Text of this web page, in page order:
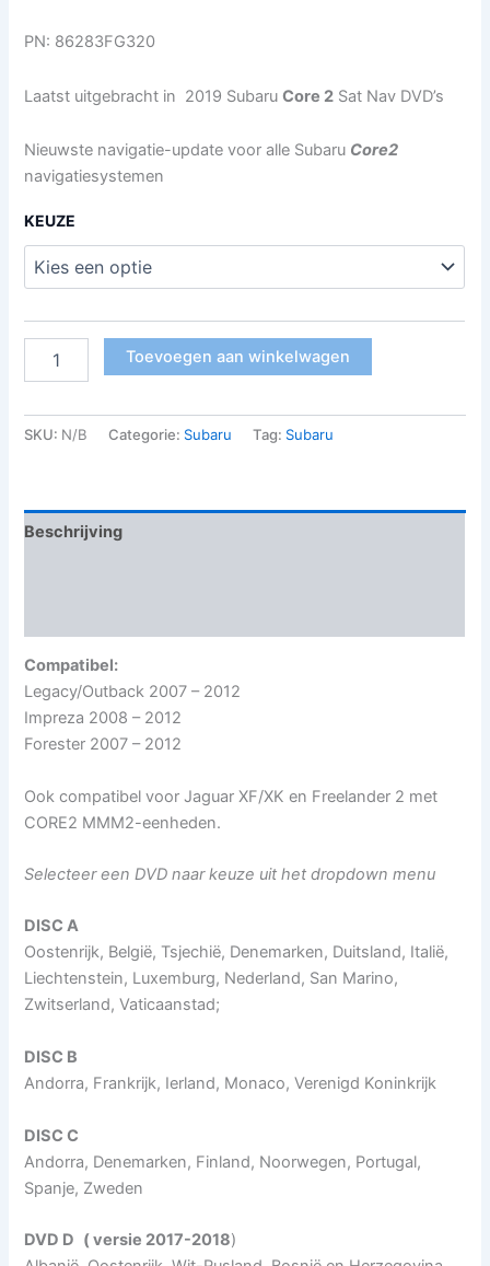
PN: 86283FG320
Laatst uitgebracht in 2019 SubaruCore 2 Sat Nav DVD’s
Nieuwste navigatie-update voor alle Subaru Core2
navigatiesystemen
KEUZE
Toevoegen aan winkelwagen
SKU: N/B Categorie: Subaru Tag: Subaru
Beschrijving
Compatibel:
Legacy/Outback 2007 – 2012
Impreza 2008 – 2012
Forester 2007 – 2012
Ook compatibel voor Jaguar XF/XK en Freelander 2 met
CORE2 MMM2-eenheden.
Selecteer een DVD naar keuze uit het dropdown menu
DISC A
Oostenrijk, België, Tsjechië, Denemarken, Duitsland, Italië,
Liechtenstein, Luxemburg, Nederland, San Marino,
Zwitserland, Vaticaanstad;
DISC B
Andorra, Frankrijk, Ierland, Monaco, Verenigd Koninkrijk
DISC C
Andorra, Denemarken, Finland, Noorwegen, Portugal,
Spanje, Zweden
DVD D ( versie 2017-2018)